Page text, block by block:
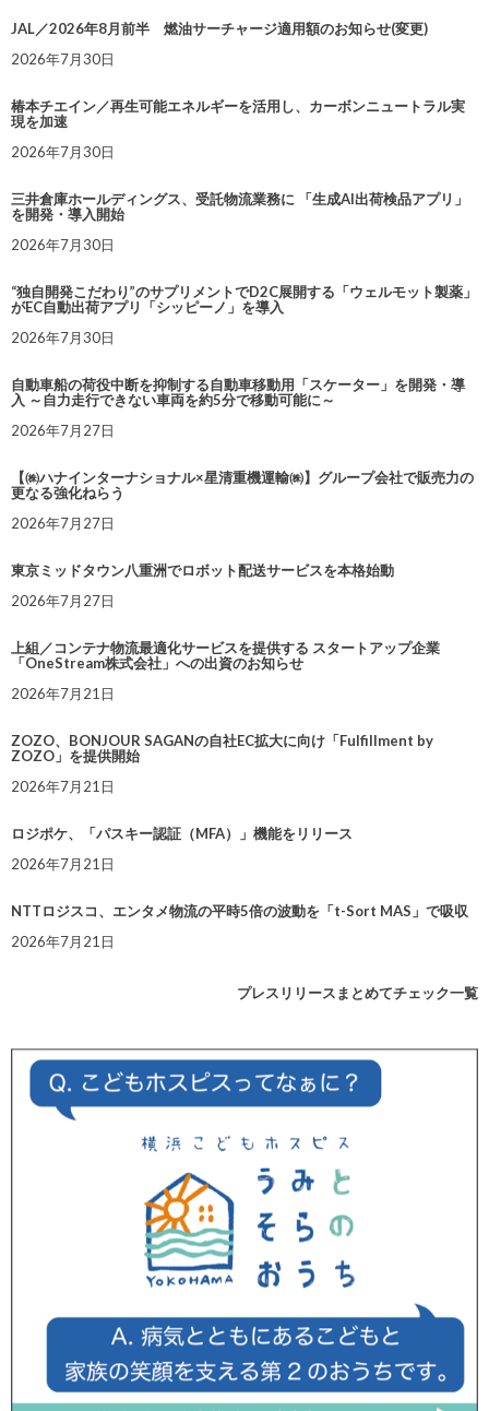
JAL／2026年8月前半 燃油サーチャージ適用額のお知らせ(変更)
2026年7月30日
椿本チエイン／再生可能エネルギーを活用し、カーボンニュートラル実
現を加速
2026年7月30日
三井倉庫ホールディングス、受託物流業務に 「生成AI出荷検品アプリ」
を開発・導入開始
2026年7月30日
“独自開発こだわり”のサプリメントでD2C展開する「ウェルモット製薬」
がEC自動出荷アプリ「シッピーノ」を導入
2026年7月30日
自動車船の荷役中断を抑制する自動車移動用「スケーター」を開発・導
入 ～自力走行できない車両を約5分で移動可能に～
2026年7月27日
【㈱ハナインターナショナル×星清重機運輸㈱】グループ会社で販売力の
更なる強化ねらう
2026年7月27日
東京ミッドタウン八重洲でロボット配送サービスを本格始動
2026年7月27日
上組／コンテナ物流最適化サービスを提供する スタートアップ企業
「OneStream株式会社」への出資のお知らせ
2026年7月21日
ZOZO、BONJOUR SAGANの自社EC拡大に向け「Fulfillment by
ZOZO」を提供開始
2026年7月21日
ロジポケ、「パスキー認証（MFA）」機能をリリース
2026年7月21日
NTTロジスコ、エンタメ物流の平時5倍の波動を「t-Sort MAS」で吸収
2026年7月21日
プレスリリースまとめてチェック一覧